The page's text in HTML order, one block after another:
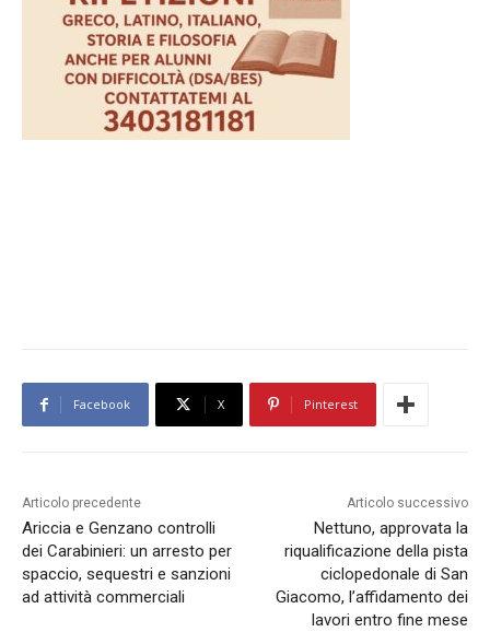
Facebook X Pinterest
Articolo precedente
Ariccia e Genzano controlli
dei Carabinieri: un arresto per
spaccio, sequestri e sanzioni
ad attività commerciali
Articolo successivo
Nettuno, approvata la
riqualificazione della pista
ciclopedonale di San
Giacomo, l’affidamento dei
lavori entro fine mese